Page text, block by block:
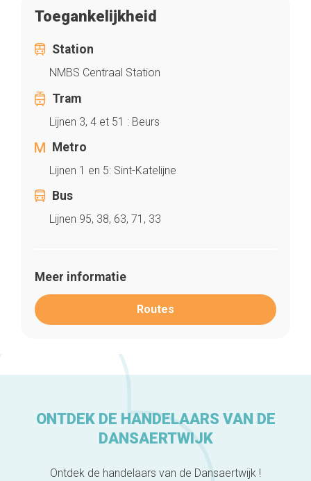
Blog
Winkelwijken
De ambachtslieden
Toegankelijkheid
Station
NMBS Centraal Station
Tram
Lijnen 3, 4 et 51 : Beurs
Metro
Lijnen 1 en 5: Sint-Katelijne
Bus
Lijnen 95, 38, 63, 71, 33
Meer informatie
Routes
ONTDEK DE HANDELAARS VAN DE
DANSAERTWIJK
Ontdek de handelaars van de Dansaertwijk !